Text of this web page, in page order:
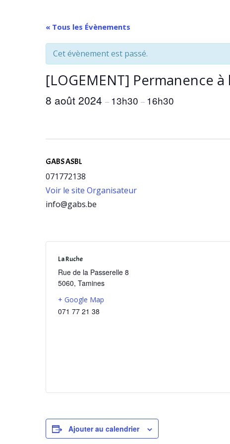
« Tous les Évènements
Cet évènement est passé.
[LOGEMENT] Permanence à
8 août 2024 – 13h30 – 16h30
GABS ASBL
071772138
Voir le site Organisateur
info@gabs.be
La Ruche
Rue de la Passerelle 8
5060, Tamines
+ Google Map
071 77 21 38
Ajouter au calendrier